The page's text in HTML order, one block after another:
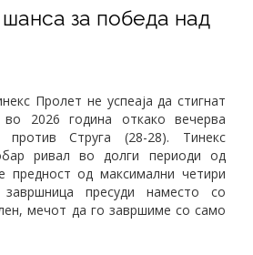
за победа над
Пролет не успеаја да стигнат
2026 година откако вечерва
против Струга (28-28). Тинекс
ривал во долги периоди од
предност од максимални четири
пресуди наместо со
мечот да го завршиме со само